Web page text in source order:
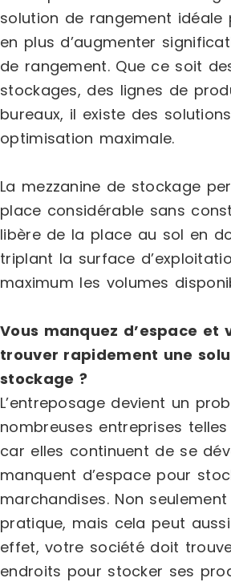
solution de rangement idéale
en plus d’augmenter
de rangement. Que ce soit
stockages, des lignes de
bureaux, il existe des
optimisation maximale.
La mezzanine de stockage
place considérable sans
libère de la place au sol en
triplant la surface
maximum les volumes
Vous manquez d’espace et
trouver rapidement une
stockage ?
L’entreposage devient un
nombreuses entreprises
car elles continuent de se
manquent d’espace pour
marchandises. Non
pratique, mais cela peut
effet, votre société doit
endroits pour stocker ses